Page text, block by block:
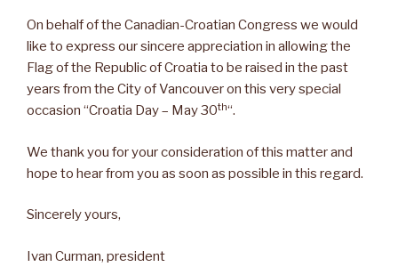
On behalf of the Canadian-Croatian Congress we would
like to express our sincere appreciation in allowing the
Flag of the Republic of Croatia to be raised in the past
years from the City of Vancouver on this very special
occasion “Croatia Day – May 30th“.
We thank you for your consideration of this matter and
hope to hear from you as soon as possible in this regard.
Sincerely yours,
Ivan Curman, president